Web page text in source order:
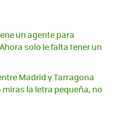
un agente para
solo le falta tener un
Madrid y Tarragona
la letra pequeña, no